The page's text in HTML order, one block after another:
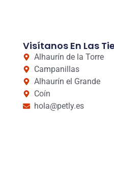
Visítanos En Las
Alhaurín de la Torre
Campanillas
Alhaurín el Grande
Coín
hola@petly.es